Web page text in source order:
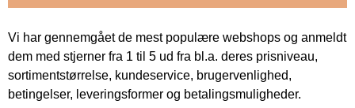
Vi har gennemgået de mest populære webshops og anmeldt
dem med stjerner fra 1 til 5 ud fra bl.a. deres prisniveau,
sortimentstørrelse, kundeservice, brugervenlighed,
betingelser, leveringsformer og betalingsmuligheder.